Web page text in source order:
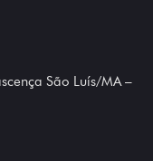
São Luís/MA –